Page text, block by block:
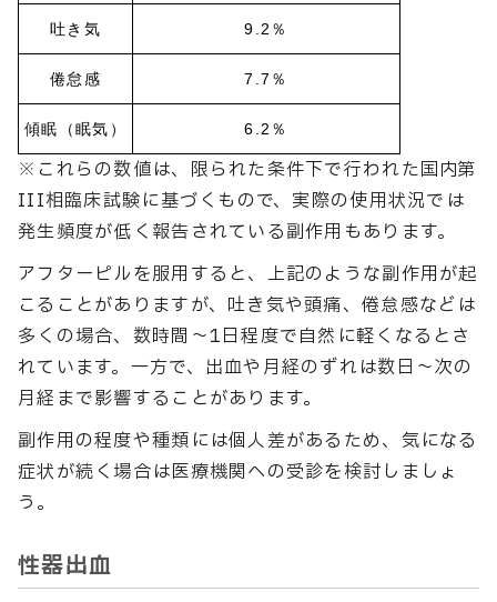
吐き気 9.2％
倦怠感 7.7％
傾眠（眠気） 6.2％
※これらの数値は、限られた条件下で行われた国内第
III相臨床試験に基づくもので、実際の使用状況では
発生頻度が低く報告されている副作用もあります。
アフターピルを服用すると、上記のような副作用が起
こることがありますが、吐き気や頭痛、倦怠感などは
多くの場合、数時間〜1日程度で自然に軽くなるとさ
れています。一方で、出血や月経のずれは数日〜次の
月経まで影響することがあります。
副作用の程度や種類には個人差があるため、気になる
症状が続く場合は医療機関への受診を検討しましょ
う。
性器出血